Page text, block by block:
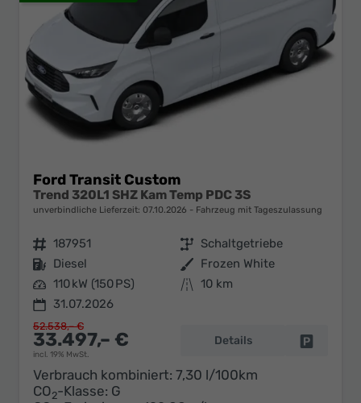
Ford Transit Custom
Trend 320L1 SHZ Kam Temp PDC 3S
unverbindliche Lieferzeit: 07.10.2026 Fahrzeug mit Tageszulassung
Fahrzeugnr. 187951 Getriebe Schaltgetriebe
Kraftstoff Diesel Außenfarbe Frozen White
Leistung 110 kW (150 PS) Kilometerstand 10 km
31.07.2026
33.497,– €
incl. 19% MwSt.
52.538,– €
Details
Verbrauch kombiniert: 7,30 l/100km
CO2-Klasse: G